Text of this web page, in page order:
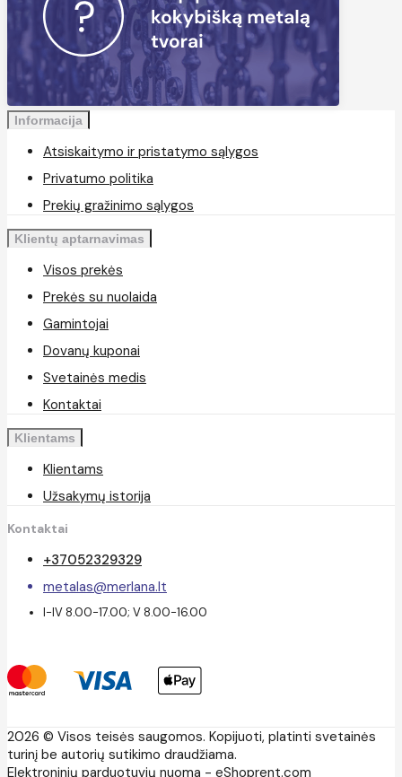
Informacija
Atsiskaitymo ir pristatymo sąlygos
Privatumo politika
Prekių gražinimo sąlygos
Klientų aptarnavimas
Visos prekės
Prekės su nuolaida
Gamintojai
Dovanų kuponai
Svetainės medis
Kontaktai
Klientams
Klientams
Užsakymų istorija
Kontaktai
+37052329329
metalas@merlana.lt
I-IV 8.00-17.00; V 8.00-16.00
2026 © Visos teisės saugomos. Kopijuoti, platinti svetainės
turinį be autorių sutikimo draudžiama.
Elektroninių parduotuvių nuoma - eShoprent.com